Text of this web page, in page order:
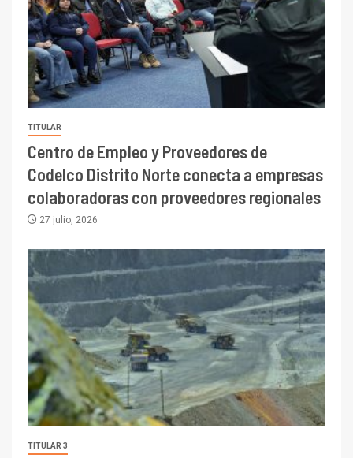
TITULAR
Centro de Empleo y Proveedores de
Codelco Distrito Norte conecta a empresas
colaboradoras con proveedores regionales
27 julio, 2026
TITULAR 3